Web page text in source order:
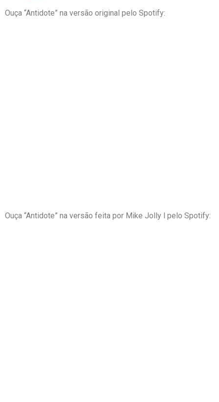
Ouça “Antidote” na versão original pelo Spotify:
Ouça “Antidote” na versão feita por Mike Jolly l pelo Spotify: